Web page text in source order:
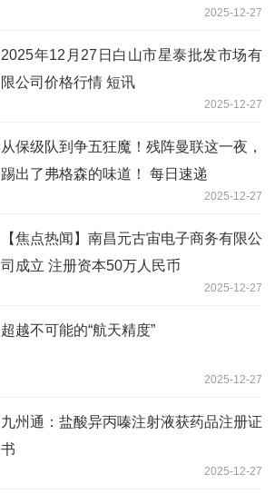
2025-12-27
2025年12月27日白山市星泰批发市场有
限公司价格行情 短讯
2025-12-27
从保级队到争五狂魔！残阵曼联这一夜，
踢出了弗格森的味道！ 每日速递
2025-12-27
【焦点热闻】南昌元古宙电子商务有限公
司成立 注册资本50万人民币
2025-12-27
超越不可能的“航天精度”
2025-12-27
九州通：盐酸异丙嗪注射液获药品注册证
书
2025-12-27